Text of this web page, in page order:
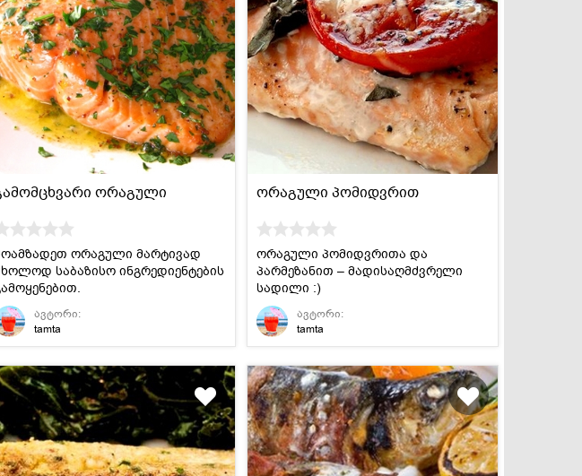
პასტა და
ბურღულეული
სასმელები
კონსერვი და
სოუსები
ორაგული
ორაგული მარტივად
საბაზისო ინგრედიენტების
ავტორი:
tamta
ორაგული პომიდვრით
ორაგული პომიდვრითა და
პარმეზანით – მადისაღმძვრელი
სადილი :)
ავტორი:
tamta